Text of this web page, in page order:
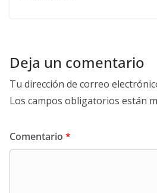
Deja un comentario
Tu dirección de correo
Los campos obligatorios están
Comentario *